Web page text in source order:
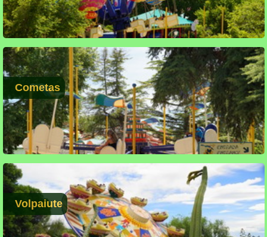
Cometas
Volpaiute